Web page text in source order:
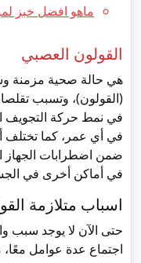
ماهو افضل خبز
القولون العصبي
هي حالة صحية مزمنة
(القولون)، وتسبب
في نمط حركة
في أي عمر، كما تختلف
ضمن اضطرابات الجهاز
في أماكن أخرى في
اسباب متلازمة
حتى الآن لا يوجد سبب
اجتماع عدة عوامل معًا،